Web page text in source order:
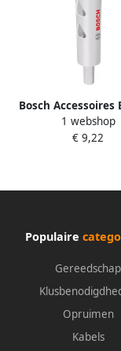
Bosch Accessoires
Sheet Metal-
| 19 x 40 mm
1 webshop
€ 9,22
Populaire
Gereedschap
Opruimen
Kabels